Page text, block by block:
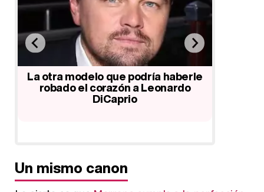
Leonardo Dicaprio disfruta de su
soltería y prepara nueva película
Un mismo canon